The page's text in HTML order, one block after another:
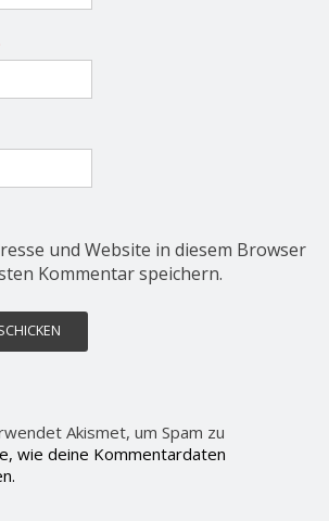
und Website in diesem Browser
Kommentar speichern.
Akismet, um Spam zu
wie deine Kommentardaten